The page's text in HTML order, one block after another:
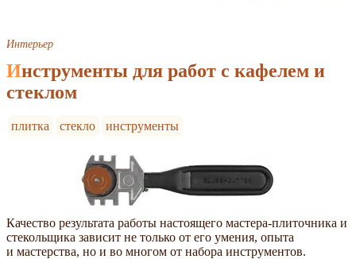
Интерьер
Инструменты для работ с кафелем и
стеклом
плитка стекло инструменты
Качество результата работы настоящего мастера-плиточника и
стекольщика зависит не только от его умения, опыта
и мастерства, но и во многом от набора инструментов.